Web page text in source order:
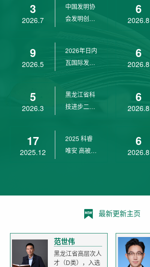
3
2026.7
中国发明协
会发明创业
9
2026.5
2026年日内
瓦国际发明
5
2026.3
黑龙江省科
技进步二等
17
2025.12
2025 科睿
唯安 高被引
6
2026.8
6
2026.8
6
2026.8
6
2026.8
最新更新主页
范世伟
黑龙江省高层次人
才（D类），入选